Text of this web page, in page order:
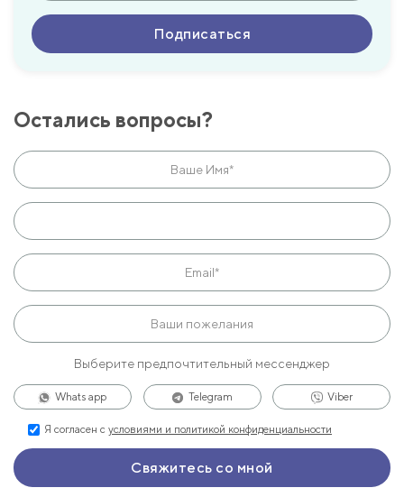
Остались вопросы?
Выберите предпочтительный мессенджер
Whats app Telegram Viber
Я согласен с условиями и политикой конфиденциальности